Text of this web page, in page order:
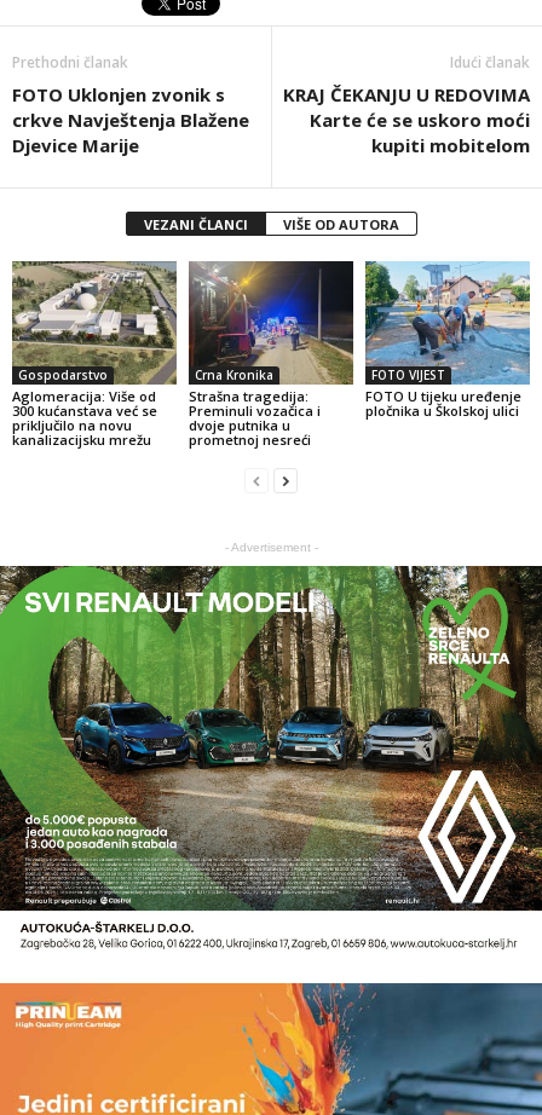
Prethodni članak
FOTO Uklonjen zvonik s
crkve Navještenja Blažene
Djevice Marije
Idući članak
KRAJ ČEKANJU U REDOVIMA
Karte će se uskoro moći
kupiti mobitelom
VEZANI ČLANCI VIŠE OD AUTORA
Gospodarstvo
Aglomeracija: Više od
300 kućanstava već se
priključilo na novu
kanalizacijsku mrežu
Crna Kronika
Strašna tragedija:
Preminuli vozačica i
dvoje putnika u
prometnoj nesreći
FOTO VIJEST
FOTO U tijeku uređenje
pločnika u Školskoj ulici
- Advertisement -